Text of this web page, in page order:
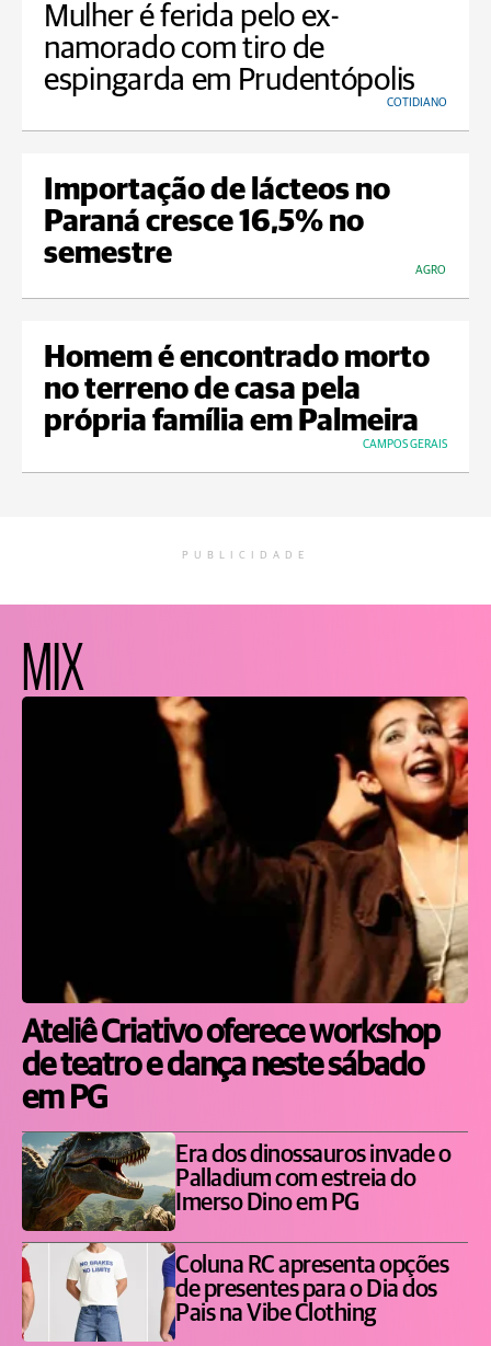
Mulher é ferida pelo ex-
namorado com tiro de
espingarda em Prudentópolis
COTIDIANO
Importação de lácteos no
Paraná cresce 16,5% no
semestre
AGRO
Homem é encontrado morto
no terreno de casa pela
própria família em Palmeira
CAMPOS GERAIS
PUBLICIDADE
MIX
Ateliê Criativo oferece workshop
de teatro e dança neste sábado
em PG
Era dos dinossauros invade o
Palladium com estreia do
Imerso Dino em PG
Coluna RC apresenta opções
de presentes para o Dia dos
Pais na Vibe Clothing